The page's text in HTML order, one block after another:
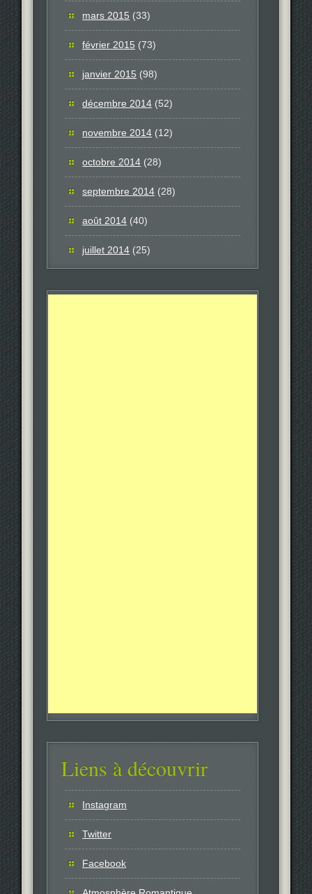
mars 2015 (33)
février 2015 (73)
janvier 2015 (98)
décembre 2014 (52)
novembre 2014 (12)
octobre 2014 (28)
septembre 2014 (28)
août 2014 (40)
juillet 2014 (25)
Liens à découvrir
Instagram
Twitter
Facebook